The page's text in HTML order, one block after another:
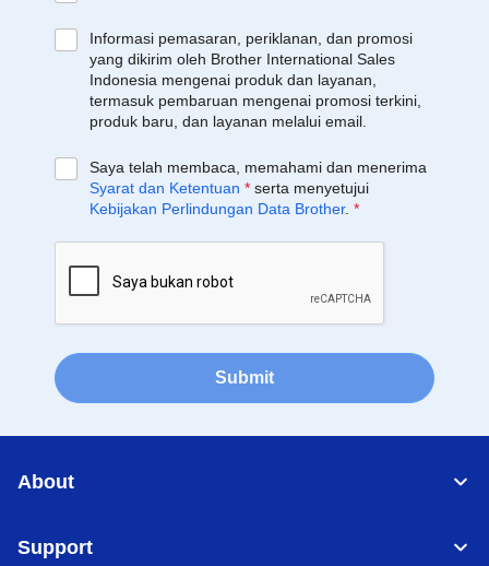
Informasi pemasaran, periklanan, dan promosi
yang dikirim oleh Brother International Sales
Indonesia mengenai produk dan layanan,
termasuk pembaruan mengenai promosi terkini,
produk baru, dan layanan melalui email.
Saya telah membaca, memahami dan menerima
Syarat dan Ketentuan * serta menyetujui
Kebijakan Perlindungan Data Brother. *
Submit
About
Support